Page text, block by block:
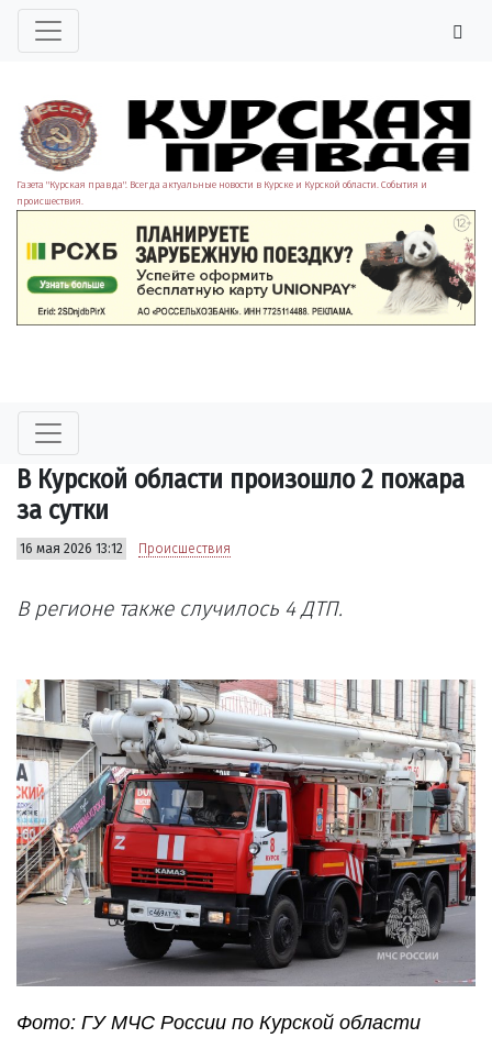
Газета "Курская правда". Всегда актуальные новости в Курске и Курской области. События и
происшествия.
В Курской области произошло 2 пожара
за сутки
16 мая 2026 13:12 Происшествия
В регионе также случилось 4 ДТП.
Фото: ГУ МЧС России по Курской области